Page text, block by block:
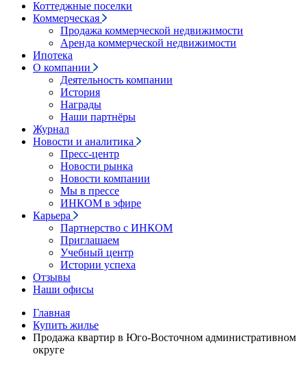
Коттеджные поселки
Коммерческая
Продажа коммерческой недвижимости
Аренда коммерческой недвижимости
Ипотека
О компании
Деятельность компании
История
Награды
Наши партнёры
Журнал
Новости и аналитика
Пресс-центр
Новости рынка
Новости компании
Мы в прессе
ИНКОМ в эфире
Карьера
Партнерство с ИНКОМ
Приглашаем
Учебный центр
Истории успеха
Отзывы
Наши офисы
Главная
Купить жилье
Продажа квартир в Юго-Восточном административном
округе